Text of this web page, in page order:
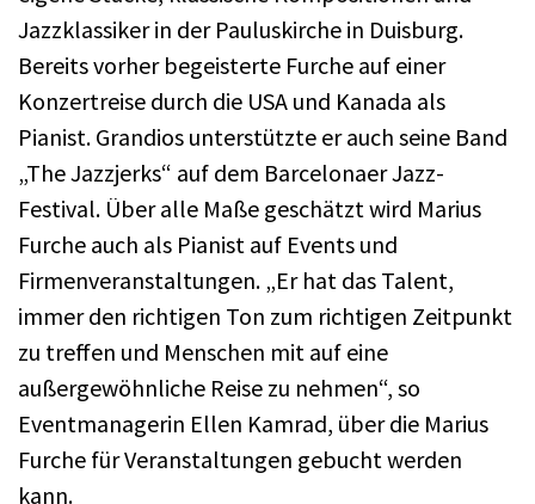
Jazzklassiker in der Pauluskirche in Duisburg.
Bereits vorher begeisterte Furche auf einer
Konzertreise durch die USA und Kanada als
Pianist. Grandios unterstützte er auch seine Band
„The Jazzjerks“ auf dem Barcelonaer Jazz-
Festival. Über alle Maße geschätzt wird Marius
Furche auch als Pianist auf Events und
Firmenveranstaltungen. „Er hat das Talent,
immer den richtigen Ton zum richtigen Zeitpunkt
zu treffen und Menschen mit auf eine
außergewöhnliche Reise zu nehmen“, so
Eventmanagerin Ellen Kamrad, über die Marius
Furche für Veranstaltungen gebucht werden
kann.